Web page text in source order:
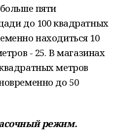
пяти
до 100 квадратных
находиться 10
- 25. В магазинах
метров
до 50
режим.